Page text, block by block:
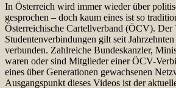
In Österreich wird immer wieder über
gesprochen – doch kaum eines ist so
Österreichische Cartellverband (ÖCV). Der
Studentenverbindungen gilt seit
verbunden. Zahlreiche Bundeskanzler,
waren oder sind Mitglieder einer ÖCV-
eines über Generationen gewachsenen
Ausgangspunkt dieses Videos ist der